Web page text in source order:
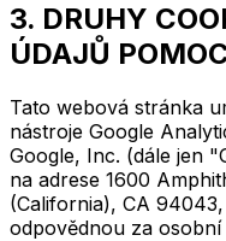
3. DRUHY
ÚDAJŮ
Tato webová stránka
nástroje Google
Google, Inc. (dále jen
na adrese 1600
(California), CA
odpovědnou za osobní